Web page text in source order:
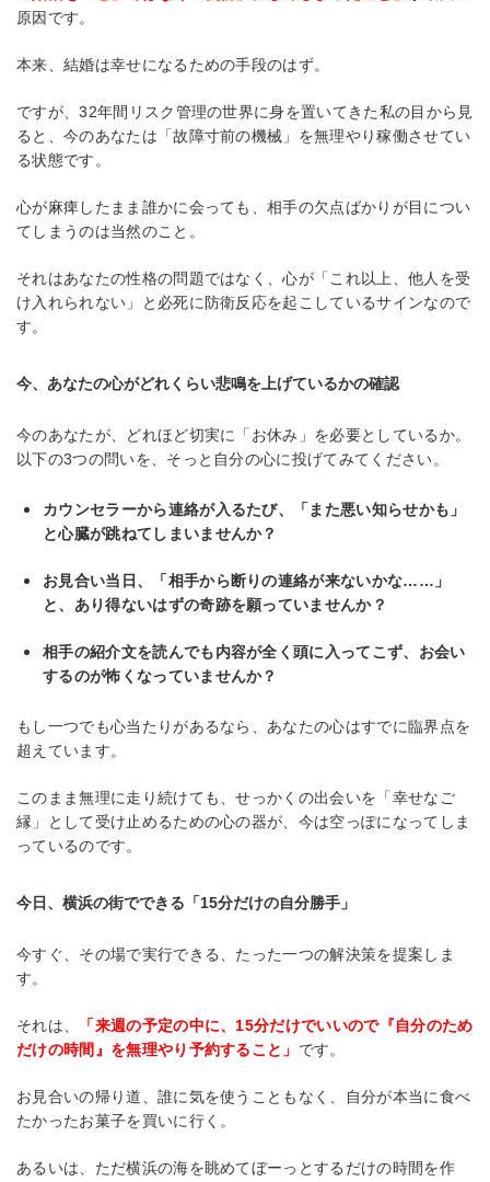
原因です。
本来、結婚は幸せになるための手段のはず。
ですが、32年間リスク管理の世界に身を置いてきた私の目から見
ると、今のあなたは「故障寸前の機械」を無理やり稼働させてい
る状態です。
心が麻痺したまま誰かに会っても、相手の欠点ばかりが目につい
てしまうのは当然のこと。
それはあなたの性格の問題ではなく、心が「これ以上、他人を受
け入れられない」と必死に防衛反応を起こしているサインなので
す。
今、あなたの心がどれくらい悲鳴を上げているかの確認
今のあなたが、どれほど切実に「お休み」を必要としているか。
以下の3つの問いを、そっと自分の心に投げてみてください。
カウンセラーから連絡が入るたび、「また悪い知らせかも」
と心臓が跳ねてしまいませんか？
お見合い当日、「相手から断りの連絡が来ないかな……」
と、あり得ないはずの奇跡を願っていませんか？
相手の紹介文を読んでも内容が全く頭に入ってこず、お会い
するのが怖くなっていませんか？
もし一つでも心当たりがあるなら、あなたの心はすでに臨界点を
超えています。
このまま無理に走り続けても、せっかくの出会いを「幸せなご
縁」として受け止めるための心の器が、今は空っぽになってしま
っているのです。
今日、横浜の街でできる「15分だけの自分勝手」
今すぐ、その場で実行できる、たった一つの解決策を提案しま
す。
それは、
「来週の予定の中に、15分だけでいいので『自分のため
だけの時間』を無理やり予約すること」 です。
お見合いの帰り道、誰に気を使うこともなく、自分が本当に食べ
たかったお菓子を買いに行く。
あるいは、ただ横浜の海を眺めてぼーっとするだけの時間を作